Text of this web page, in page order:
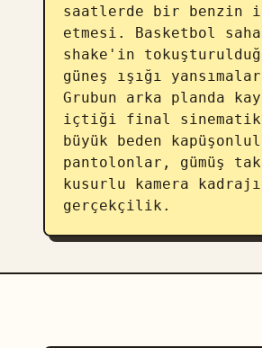
saatlerde bir benzin
etmesi. Basketbol
shake'in
güneş ışığı
Grubun arka planda
içtiği final sinematik
büyük beden
pantolonlar, gümüş
kusurlu kamera
gerçekçilik.